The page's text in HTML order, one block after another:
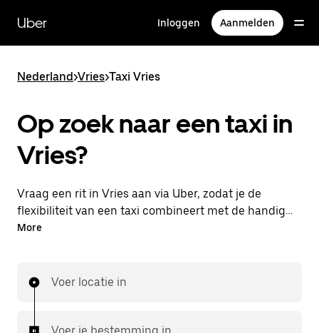
naar
hoofdinhoud
Uber Inloggen Aanmelden
Nederland>Vries>Taxi Vries
Op zoek naar een taxi in
Vries?
Vraag een rit in Vries aan via Uber, zodat je de
flexibiliteit van een taxi combineert met de handige
functies in de app. Je kunt on-demand een
Je rit is binnen handbereik.
More
Voer locatie in